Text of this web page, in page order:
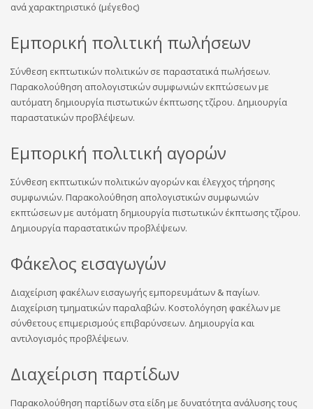
ανά χαρακτηριστικό (μέγεθος)
Εμπορική πολιτική πωλήσεων
Σύνθεση εκπτωτικών πολιτικών σε παραστατικά πωλήσεων.
Παρακολούθηση απολογιστικών συμφωνιών εκπτώσεων με
αυτόματη δημιουργία πιστωτικών έκπτωσης τζίρου. Δημιουργία
παραστατικών προβλέψεων.
Εμπορική πολιτική αγορών
Σύνθεση εκπτωτικών πολιτικών αγορών και έλεγχος τήρησης
συμφωνιών. Παρακολούθηση απολογιστικών συμφωνιών
εκπτώσεων με αυτόματη δημιουργία πιστωτικών έκπτωσης τζίρου.
Δημιουργία παραστατικών προβλέψεων.
Φάκελος εισαγωγών
Διαχείριση φακέλων εισαγωγής εμπορευμάτων & παγίων.
Διαχείριση τμηματικών παραλαβών. Κοστολόγηση φακέλων με
σύνθετους επιμερισμούς επιβαρύνσεων. Δημιουργία και
αντιλογισμός προβλέψεων.
Διαχείριση παρτίδων
Παρακολούθηση παρτίδων στα είδη με δυνατότητα ανάλυσης τους